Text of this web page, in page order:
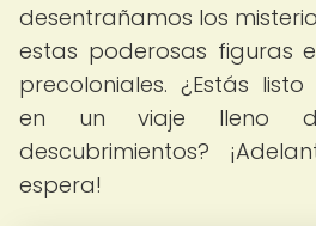
desentrañamos los
estas poderosas figuras
precoloniales. ¿Estás
en un viaje lleno
descubrimientos?
espera!